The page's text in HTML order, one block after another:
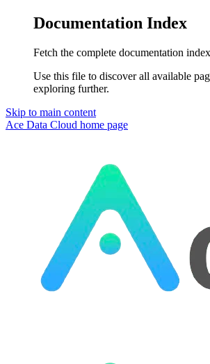
Documentation Index
Fetch the complete documentation
Use this file to discover all available
exploring further.
Skip to main content
Ace Data Cloud home page